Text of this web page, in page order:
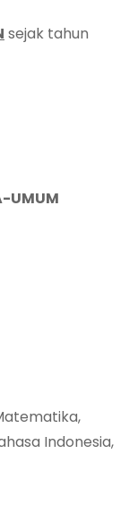
sejak tahun
UMUM
Indonesia,